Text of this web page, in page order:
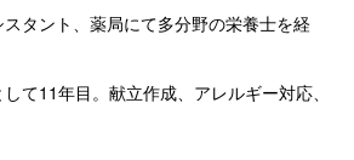
タント、薬局にて多分野の栄養士を経
て11年目。献立作成、アレルギー対応、